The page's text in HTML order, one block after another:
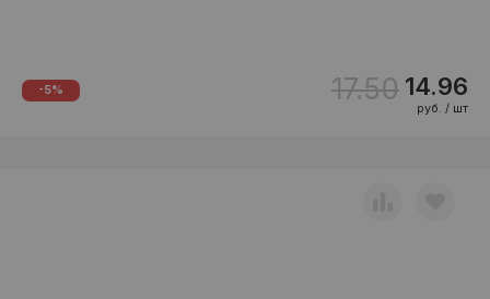
-5% 17.50 14.96
руб. / шт